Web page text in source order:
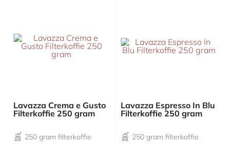
Lavazza Crema e Gusto
Filterkoffie 250 gram
250 gram filterkoffie
Lavazza Espresso In Blu
Filterkoffie 250 gram
250 gram filterkoffie